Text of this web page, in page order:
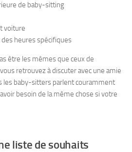
de baby-sitting
voiture
heures spécifiques
être les mêmes que ceux de
retrouvez à discuter avec une amie
les baby-sitters parlent couramment
besoin de la même chose si votre
liste de souhaits